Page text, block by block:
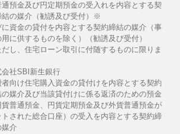
通預金及び円定期預金の受入れを内容とする契
結の媒介（勧誘及び受付）※
に資金の貸付を内容とする契約締結の媒介（事
に供するものを除く）（勧誘及び受付）
し、住宅ローン取引に付随するものに限りま
会社SBI新生銀行
者向け住宅購入資金の貸付けを内容とする契約
の媒介及び当該貸付けに係る返済のための預金
貨普通預金、円貨定期預金及び外貨普通預金が
トされた総合口座）の受入を内容とする契約締
介